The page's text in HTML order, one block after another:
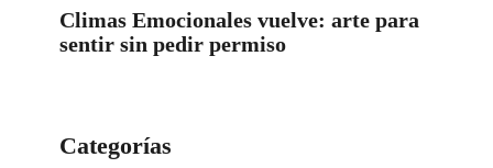
Climas Emocionales vuelve: arte para
sentir sin pedir permiso
Categorías